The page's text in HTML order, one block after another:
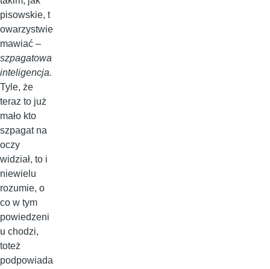
pisowskie, t
owarzystwie
mawiać –
szpagatowa
inteligencja.
Tyle, że
teraz to już
mało kto
szpagat na
oczy
widział, to i
niewielu
rozumie, o
co w tym
powiedzeni
u chodzi,
toteż
podpowiada